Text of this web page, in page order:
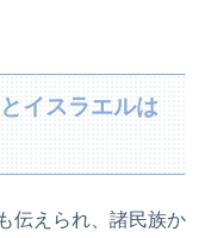
イスラエルは
伝えられ、諸民族か